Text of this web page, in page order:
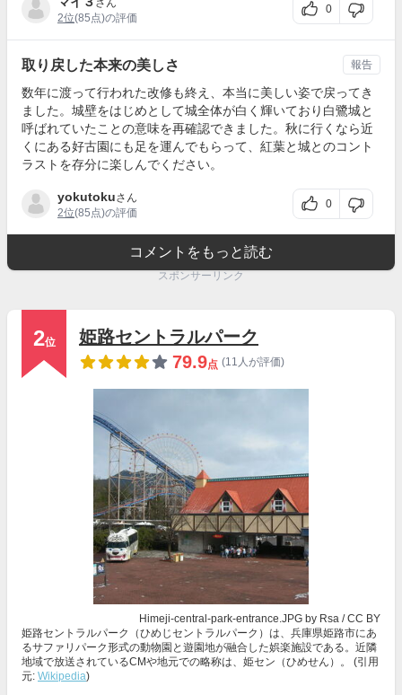
さん
2位(85点)の評価
0
取り戻した本来の美しさ
数年に渡って行われた改修も終え、本当に美しい姿で戻ってき
ました。城壁をはじめとして城全体が白く輝いており白鷺城と
呼ばれていたことの意味を再確認できました。秋に行くなら近
くにある好古園にも足を運んでもらって、紅葉と城とのコント
ラストを存分に楽しんでください。
yokutokuさん
2位(85点)の評価
0
報告
コメントをもっと読む
スポンサーリンク
2位
姫路セントラルパーク
79.9点 (11人が評価)
Himeji-central-park-entrance.JPG by Rsa /CC BY
姫路セントラルパーク（ひめじセントラルパーク）は、兵庫県姫路市にあ
るサファリパーク形式の動物園と遊園地が融合した娯楽施設である。近隣
地域で放送されているCMや地元での略称は、姫セン（ひめせん）。 (引用
元: Wikipedia)